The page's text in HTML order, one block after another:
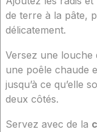
de terre à la pâte,
délicatement.
Versez une louche
une poêle chaude
jusqu’à ce qu’elle
deux côtés.
Servez avec de la